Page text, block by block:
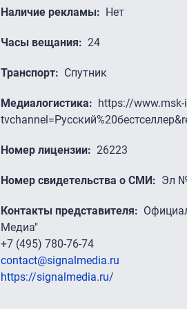
Наличие рекламы Нет
Часы вещания 24
Транспорт Спутник
Медиалогистика
https://
Номер лицензии 26223
Номер свидетельства о СМИ Эл
Контакты представителя
Медиа"
+7 (495) 780-76-74
contact@signalmedia.ru
https://signalmedia.ru/